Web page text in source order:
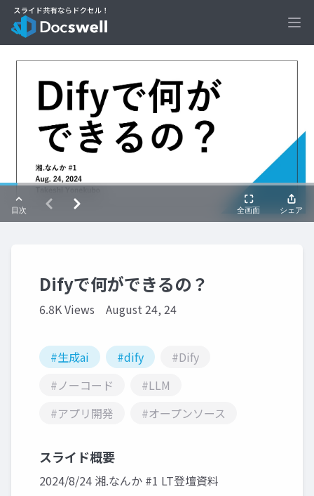
Difyで何ができるの？
6.8K Views August 24, 24
#生成ai #dify
#Dify
#ノーコード
#LLM
#アプリ開発
#オープンソース
スライド概要
2024/8/24 湘.なんか #1 LT登壇資料